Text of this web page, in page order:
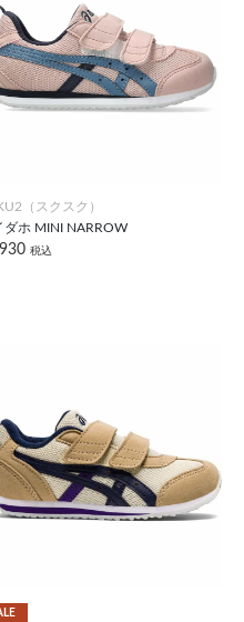
（スクスク）
ダホ MINI NARROW
税込